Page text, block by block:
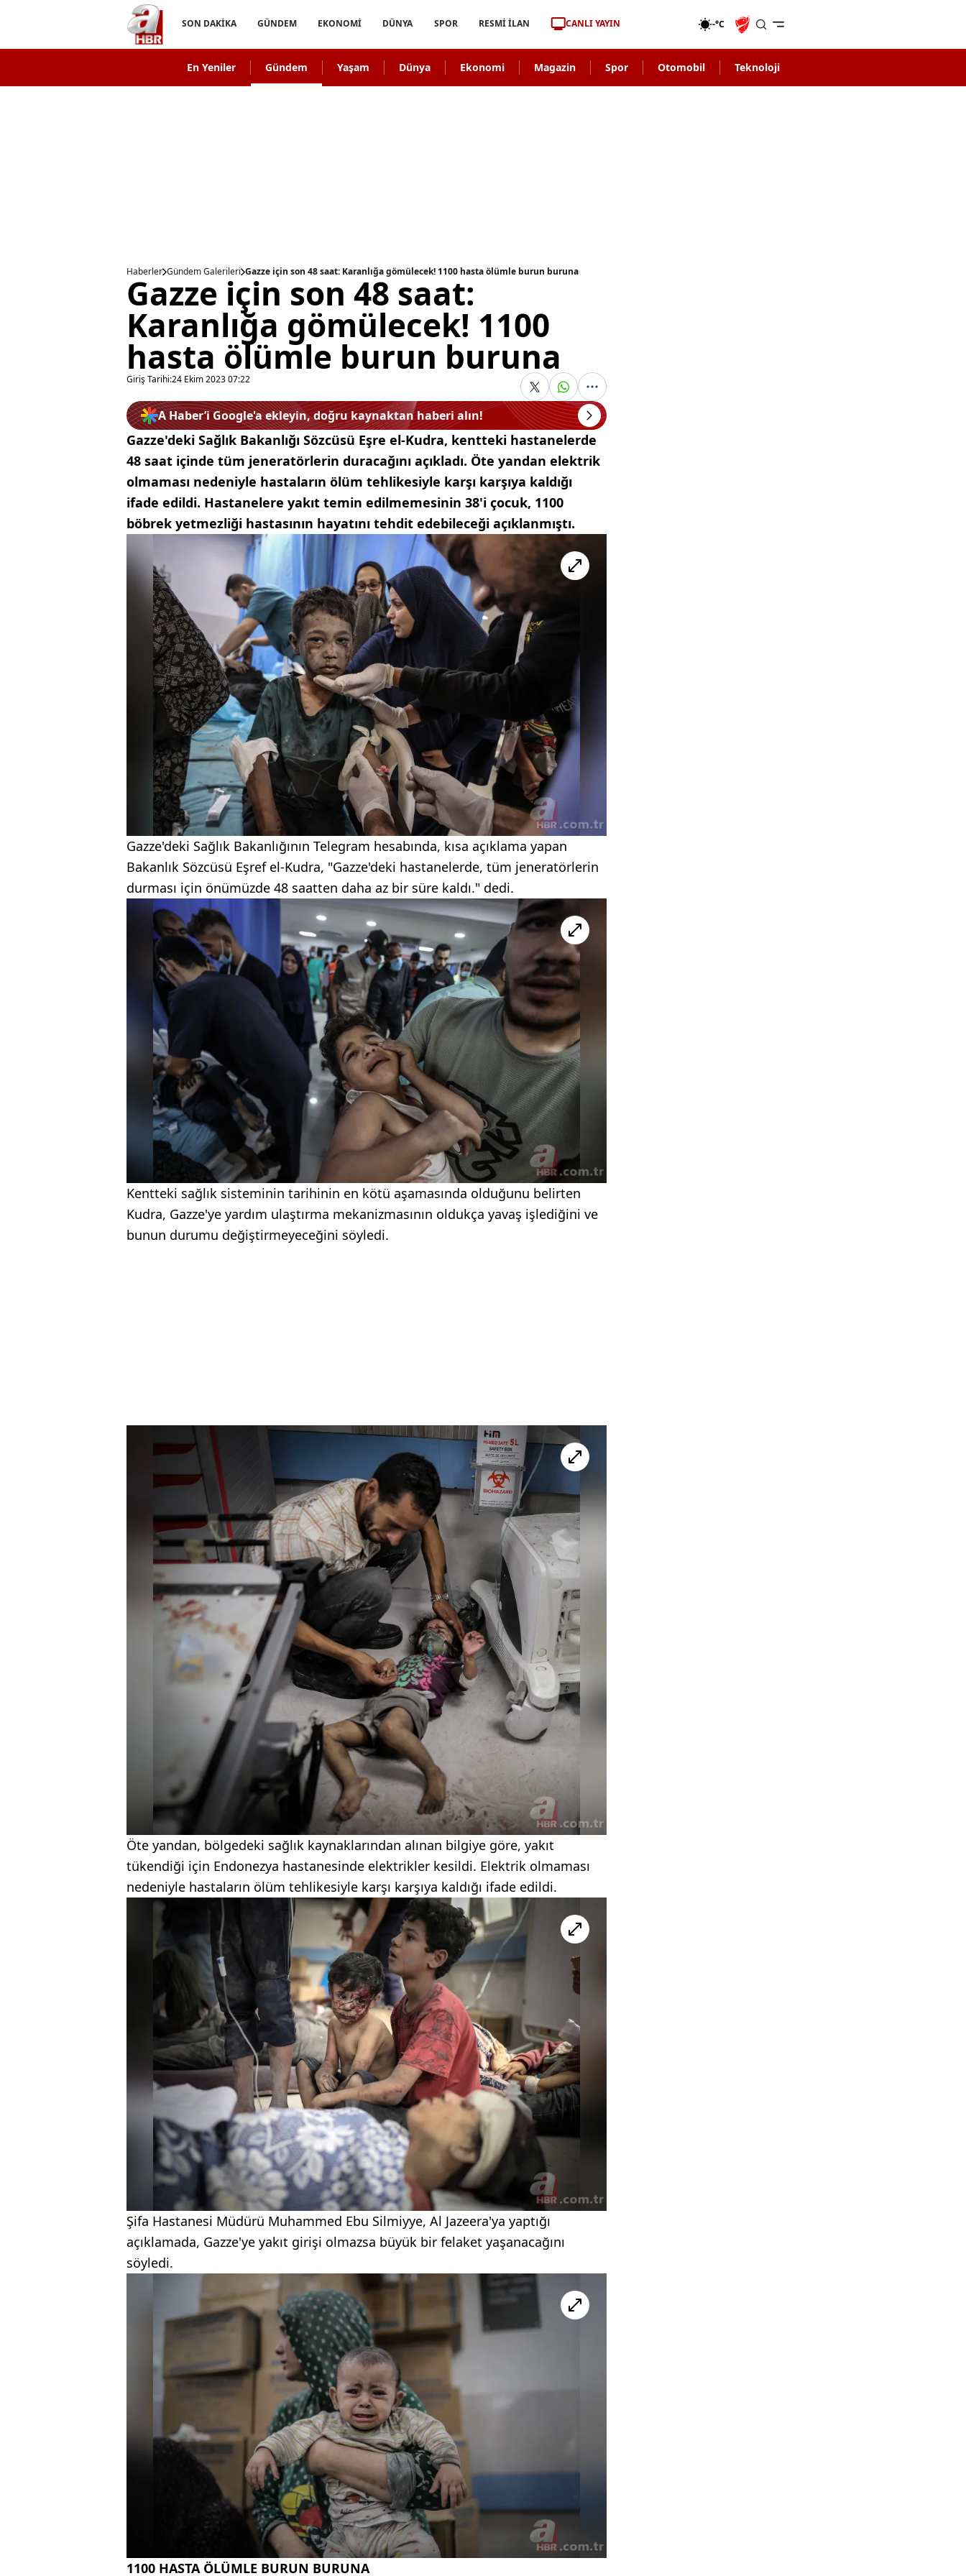
SON DAKİKA GÜNDEM EKONOMİ DÜNYA SPOR RESMİ İLAN CANLI YAYIN -°C
En Yeniler Gündem Yaşam Dünya Ekonomi Magazin Spor Otomobil Teknoloji
Haberler Gündem Galerileri Gazze için son 48 saat: Karanlığa gömülecek! 1100 hasta ölümle burun buruna
Gazze için son 48 saat:
Karanlığa gömülecek! 1100
hasta ölümle burun buruna
Giriş Tarihi:24 Ekim 2023 07:22
A Haber’i Google'a ekleyin, doğru kaynaktan haberi alın!
Gazze'deki Sağlık Bakanlığı Sözcüsü Eşre el-Kudra, kentteki hastanelerde
48 saat içinde tüm jeneratörlerin duracağını açıkladı. Öte yandan elektrik
olmaması nedeniyle hastaların ölüm tehlikesiyle karşı karşıya kaldığı
ifade edildi. Hastanelere yakıt temin edilmemesinin 38'i çocuk, 1100
böbrek yetmezliği hastasının hayatını tehdit edebileceği açıklanmıştı.
Gazze'deki Sağlık Bakanlığının Telegram hesabında, kısa açıklama yapan
Bakanlık Sözcüsü Eşref el-Kudra, "Gazze'deki hastanelerde, tüm jeneratörlerin
durması için önümüzde 48 saatten daha az bir süre kaldı." dedi.
Kentteki sağlık sisteminin tarihinin en kötü aşamasında olduğunu belirten
Kudra, Gazze'ye yardım ulaştırma mekanizmasının oldukça yavaş işlediğini ve
bunun durumu değiştirmeyeceğini söyledi.
Öte yandan, bölgedeki sağlık kaynaklarından alınan bilgiye göre, yakıt
tükendiği için Endonezya hastanesinde elektrikler kesildi. Elektrik olmaması
nedeniyle hastaların ölüm tehlikesiyle karşı karşıya kaldığı ifade edildi.
Şifa Hastanesi Müdürü Muhammed Ebu Silmiyye, Al Jazeera'ya yaptığı
açıklamada, Gazze'ye yakıt girişi olmazsa büyük bir felaket yaşanacağını
söyledi.
1100 HASTA ÖLÜMLE BURUN BURUNA